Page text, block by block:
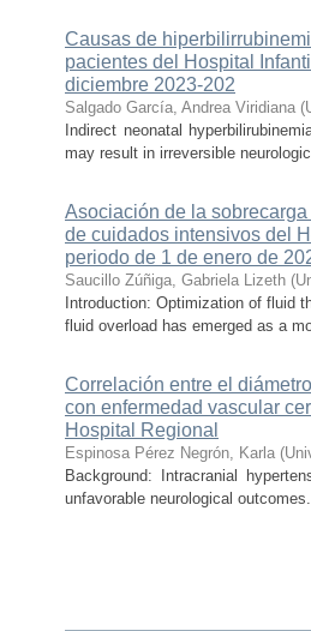
Causas de
pacientes del Hospital
diciembre 2023-202
Salgado García, Andrea Viridiana (
Indirect neonatal
may result in irreversible
Asociación de la
de cuidados intensivos del
periodo de 1 de enero de
Saucillo Zúñiga, Gabriela Lizeth (
Introduction: Optimization of fluid
fluid overload has emerged as a
Correlación entre el
con enfermedad vascular
Hospital Regional
Espinosa Pérez Negrón, Karla (
Background: Intracranial
unfavorable neurological